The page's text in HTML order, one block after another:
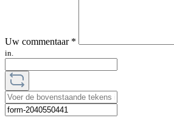
Uw commentaar *
in.